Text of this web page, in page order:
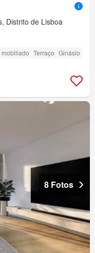
Distrito de Lisboa
Terraço Ginásio
8 Fotos